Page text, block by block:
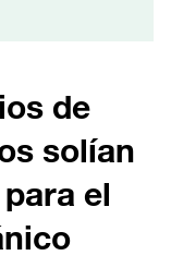
de
solían
el